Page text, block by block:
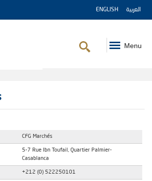
ENGLISH العربية
Menu
CFG Marchés
5-7 Rue Ibn Toufail, Quartier Palmier-
Casablanca
+212 (0) 522250101